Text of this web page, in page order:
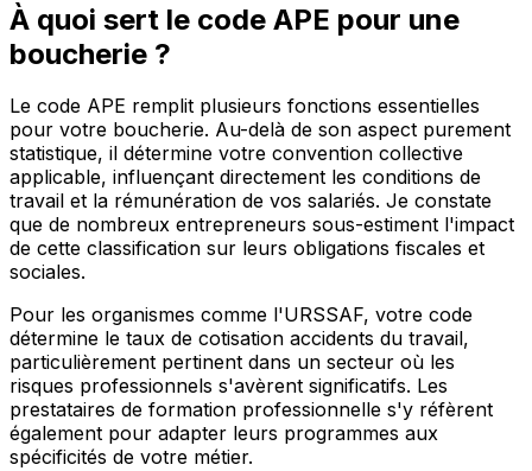
À quoi sert le code APE pour une
boucherie ?
Le code APE remplit plusieurs fonctions essentielles
pour votre boucherie. Au-delà de son aspect purement
statistique, il détermine votre convention collective
applicable, influençant directement les conditions de
travail et la rémunération de vos salariés. Je constate
que de nombreux entrepreneurs sous-estiment l'impact
de cette classification sur leurs obligations fiscales et
sociales.
Pour les organismes comme l'URSSAF, votre code
détermine le taux de cotisation accidents du travail,
particulièrement pertinent dans un secteur où les
risques professionnels s'avèrent significatifs. Les
prestataires de formation professionnelle s'y réfèrent
également pour adapter leurs programmes aux
spécificités de votre métier.